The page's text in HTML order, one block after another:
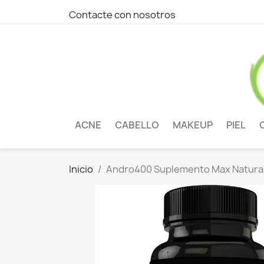
Contacte con nosotros
ACNE CABELLO MAKEUP PIEL
Inicio Andro400 Suplemento Max